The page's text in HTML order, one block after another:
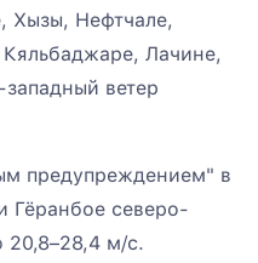
Хызы, Нефтчале,
Лачине,
ветер
предупреждением" в
Гёранбое северо-
20,8–28,4 м/с.